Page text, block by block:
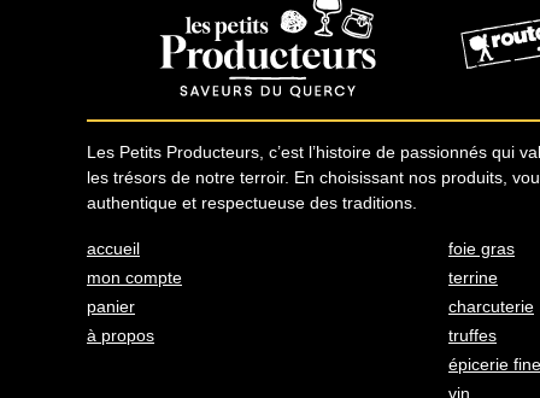
Les Petits Producteurs, c’est l’histoire de passionnés qui
les trésors de notre terroir. En choisissant nos produits,
authentique et respectueuse des traditions.
accueil
mon compte
panier
à propos
foie gras
terrine
charcuterie
truffes
épicerie fine
vin